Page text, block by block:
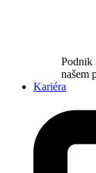
Podnik
našem
Kariéra